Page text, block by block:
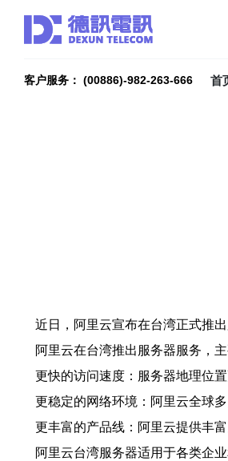
客户服务： (00886)-982-263-666 首
近日，阿里云宣布在台湾正式推
阿里云在台湾推出服务器服务，
更快的访问速度：服务器地理位
更稳定的网络环境：阿里云全球
更丰富的产品线：阿里云提供丰
阿里云台湾服务器适用于各类企